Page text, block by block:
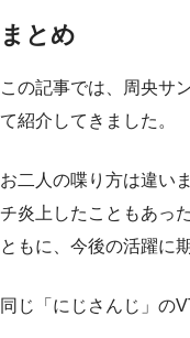
まとめ
この記事では、周央サ
て紹介してきました。
お二人の喋り方は違い
チ炎上したこともあっ
ともに、今後の活躍に
同じ「にじさんじ」の